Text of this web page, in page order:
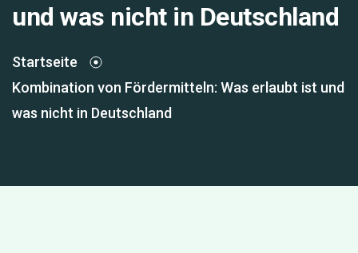
und was nicht in Deutschland
Startseite
Kombination von Fördermitteln: Was erlaubt ist und
was nicht in Deutschland